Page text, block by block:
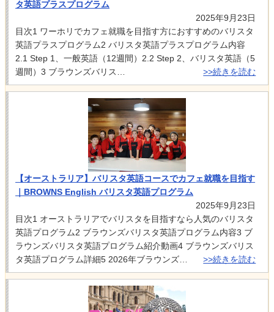
タ英語プラスプログラム
2025年9月23日
目次1 ワーホリでカフェ就職を目指す方におすすめのバリスタ
英語プラスプログラム2 バリスタ英語プラスプログラム内容
2.1 Step 1、一般英語（12週間）2.2 Step 2、バリスタ英語（5
週間）3 ブラウンズバリス…
>>続きを読む
【オーストラリア】バリスタ英語コースでカフェ就職を目指す
｜BROWNS English バリスタ英語プログラム
2025年9月23日
目次1 オーストラリアでバリスタを目指すなら人気のバリスタ
英語プログラム2 ブラウンズバリスタ英語プログラム内容3 ブ
ラウンズバリスタ英語プログラム紹介動画4 ブラウンズバリス
タ英語プログラム詳細5 2026年ブラウンズ…
>>続きを読む